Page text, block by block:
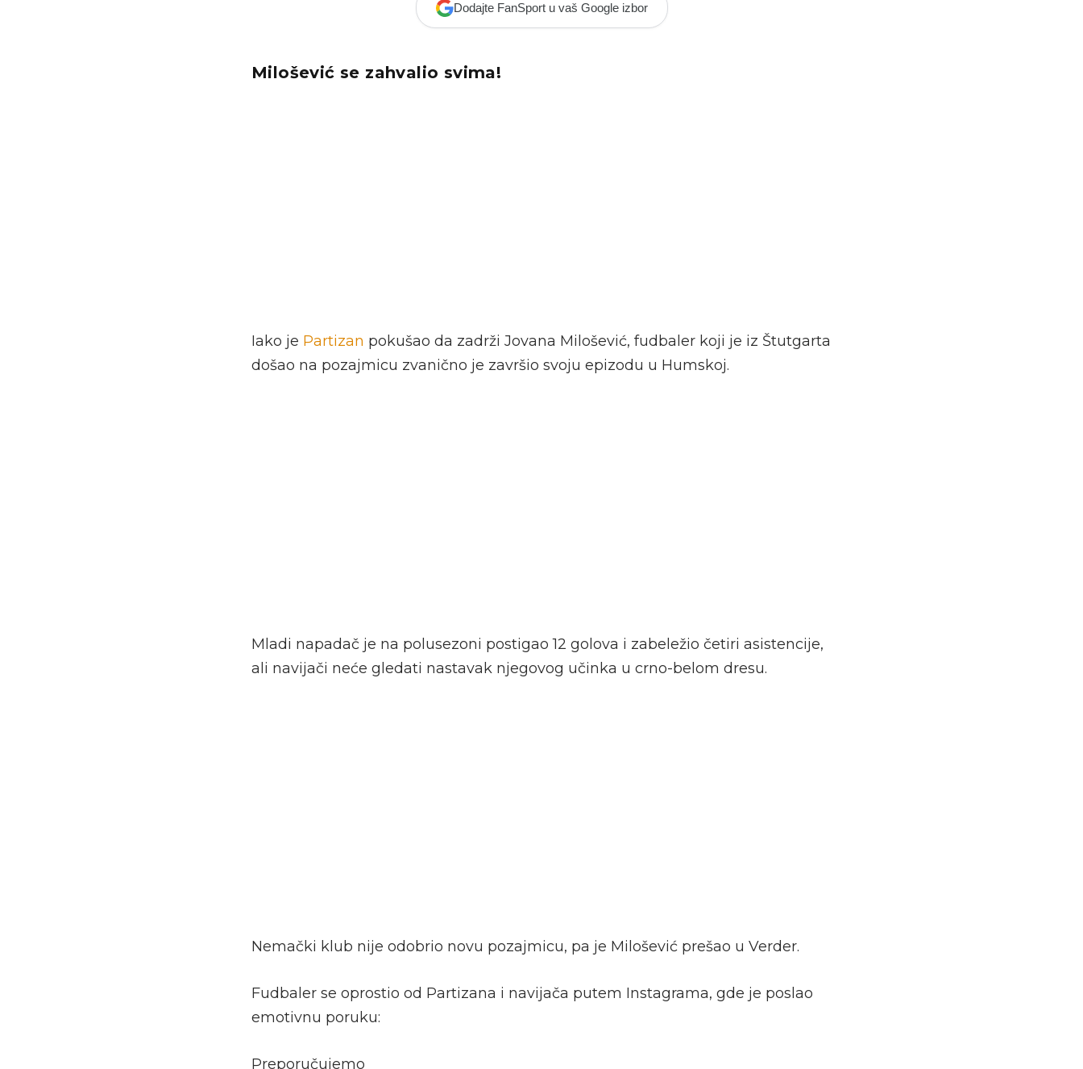
Dodajte FanSport u vaš Google izbor
Milošević se zahvalio svima!
Iako je Partizan pokušao da zadrži Jovana Milošević, fudbaler koji je iz Štutgarta
došao na pozajmicu zvanično je završio svoju epizodu u Humskoj.
Mladi napadač je na polusezoni postigao 12 golova i zabeležio četiri asistencije,
ali navijači neće gledati nastavak njegovog učinka u crno-belom dresu.
Nemački klub nije odobrio novu pozajmicu, pa je Milošević prešao u Verder.
Fudbaler se oprostio od Partizana i navijača putem Instagrama, gde je poslao
emotivnu poruku:
Preporučujemo